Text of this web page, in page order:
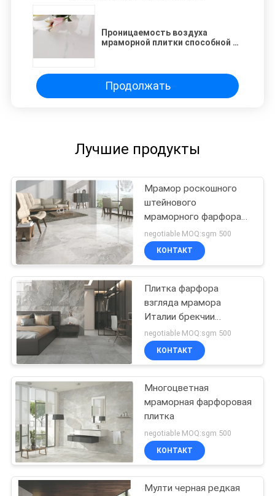
Проницаемость воздуха
мраморной плитки способной к
Продолжать
Лучшие продукты
Мрамор роскошного
штейнового
мраморного фарфора
кафельный/красивый
любит керамическая
плитка
negotiable MOQ:sgm 500
КОНТАКТ
Плитка фарфора
взгляда мрамора
Италии брекчии
каменная с
отполированной/
штейновой
negotiable MOQ:sgm 500
КОНТАКТ
Многоцветная
мраморная фарфоровая
плитка
negotiable MOQ:sgm 500
КОНТАКТ
Мулти черная редкая